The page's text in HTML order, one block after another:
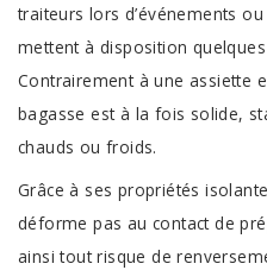
traiteurs lors d’événements
mettent à disposition
Contrairement à une assiette
bagasse est à la fois solide,
chauds ou froids.
Grâce à ses propriétés
déforme pas au contact de
ainsi tout risque de